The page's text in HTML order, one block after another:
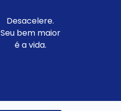
Desacelere.
Seu bem maior
é a vida.